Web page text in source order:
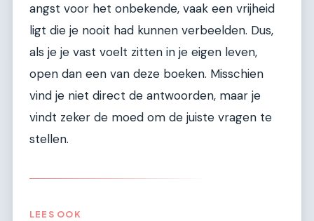
angst voor het onbekende, vaak een vrijheid
ligt die je nooit had kunnen verbeelden. Dus,
als je je vast voelt zitten in je eigen leven,
open dan een van deze boeken. Misschien
vind je niet direct de antwoorden, maar je
vindt zeker de moed om de juiste vragen te
stellen.
LEES OOK